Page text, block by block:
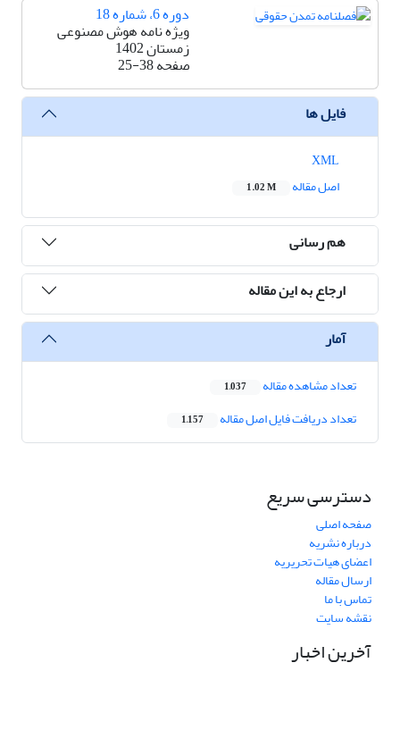
دوره 6، شماره 18
ویژه نامه هوش مصنوعی
زمستان 1402
صفحه25-38
فایل ها
اصل مقاله
1.02 M
هم رسانی
ارجاع به این مقاله
آمار
تعداد مشاهده مقاله 1,037
تعداد دریافت فایل اصل مقاله 1,157
دسترسی سریع
صفحه اصلی
درباره نشریه
اعضای هیات تحریریه
ارسال مقاله
تماس با ما
نقشه سایت
آخرین اخبار